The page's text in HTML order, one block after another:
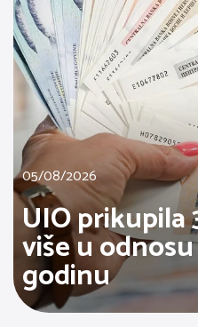
05/08/2026
UIO prikupila
više u
godinu